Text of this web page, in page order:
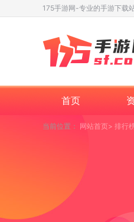
175手游网-专业的手游下载
首页
当前位置： 网站首页 排行